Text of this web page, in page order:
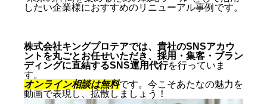
したい企業様におすすめのリニューアル事例です。
株式会社キングプロテアでは、貴社のSNSアカウ
ントを丸ごとお任せいただき、採用・集客・ブラン
ディングに直結するSNS運用代行を行っていま
す。
オンライン相談は無料です。今こそあたなの魅力を
動画で表現し、拡散しましょう！